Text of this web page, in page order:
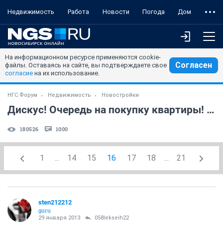
Недвижимость Работа Новости Погода Дом
На информационном ресурсе применяются cookie-
файлы. Оставаясь на сайте, вы подтверждаете свое
согласие на их использование.
Согласен
НГС.Форум Недвижимость Новостройки
Дискус! Очередь на покупку квартиры! (часть 5)
180526 1000
1 ... 14 15 16 17 18 ... 21
sten212212
guru
29 января 2013 058lekseih22